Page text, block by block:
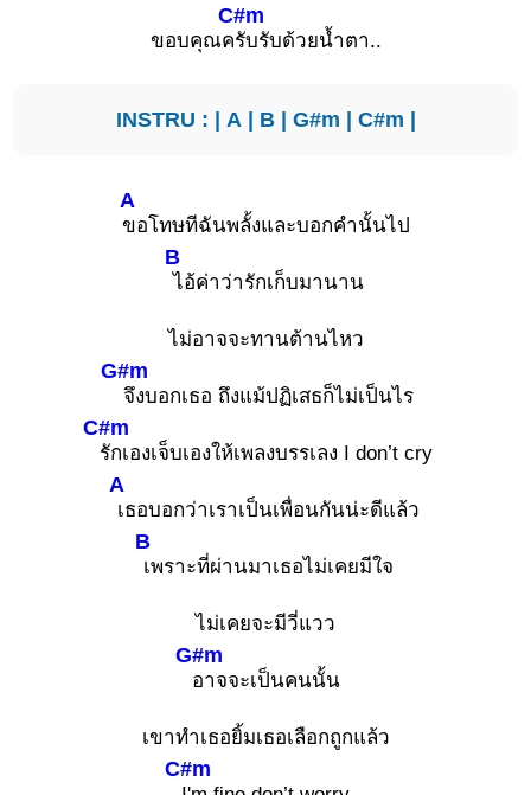
ขอบคุณค
C#m
รับรับด้วยน้ำตา..
INSTRU : | A | B| G#m | C#m |
A
ขอโทษทีฉันพลั้งและบอกคำนั้นไป
B
ไอ้ค่าว่ารักเก็บมานาน
ไม่อาจจะทานต้านไหว
G#m
จึงบอกเธอ ถึงแม้ปฏิเสธก็ไม่เป็นไร
C#m
รักเองเจ็บเองให้เพลงบรรเลง I don’t cry
A
เธอบอกว่าเราเป็นเพื่อนกันน่ะดีแล้ว
B
เพราะที่ผ่านมาเธอไม่เคยมีใจ
ไม่เคยจะมีวี่แวว
G#m
อาจจะเป็นคนนั้น
เขาทำเธอยิ้มเธอเลือกถูกแล้ว
C#m